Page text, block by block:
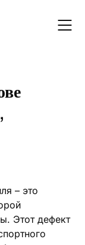
– это
Этот дефект